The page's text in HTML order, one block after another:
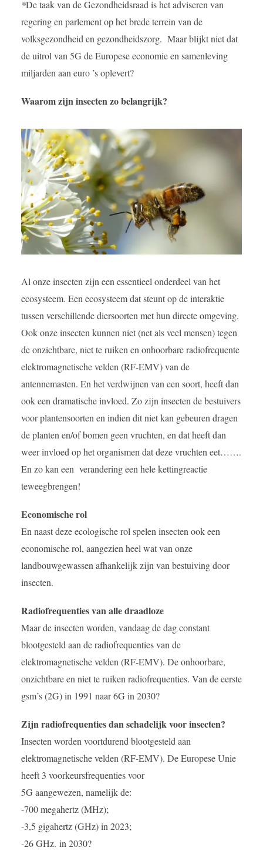
*De taak van de Gezondheidsraad is het adviseren van
regering en parlement op het brede terrein van de
volksgezondheid en gezondheidszorg. Maar blijkt niet dat
de uitrol van 5G de Europese economie en samenleving
miljarden aan euro ’s oplevert?
Waarom zijn insecten zo belangrijk?
Al onze insecten zijn een essentieel onderdeel van het
ecosysteem. Een ecosysteem dat steunt op de interaktie
tussen verschillende diersoorten met hun directe omgeving.
Ook onze insecten kunnen niet (net als veel mensen) tegen
de onzichtbare, niet te ruiken en onhoorbare radiofrequente
elektromagnetische velden (RF-EMV) van de
antennemasten. En het verdwijnen van een soort, heeft dan
ook een dramatische invloed. Zo zijn insecten de bestuivers
voor plantensoorten en indien dit niet kan gebeuren dragen
de planten en/of bomen geen vruchten, en dat heeft dan
weer invloed op het organismen dat deze vruchten eet…….
En zo kan een verandering een hele kettingreactie
teweegbrengen!
Economische rol
En naast deze ecologische rol spelen insecten ook een
economische rol, aangezien heel wat van onze
landbouwgewassen afhankelijk zijn van bestuiving door
insecten.
Radiofrequenties van alle draadloze
Maar de insecten worden, vandaag de dag constant
blootgesteld aan de radiofrequenties van de
elektromagnetische velden (RF-EMV). De onhoorbare,
onzichtbare en niet te ruiken radiofrequenties. Van de eerste
gsm’s (2G) in 1991 naar 6G in 2030?
Zijn radiofrequenties dan schadelijk voor insecten?
Insecten worden voortdurend blootgesteld aan
elektromagnetische velden (RF-EMV). De Europese Unie
heeft 3 voorkeursfrequenties voor
5G aangewezen, namelijk de:
-700 megahertz (MHz);
-3,5 gigahertz (GHz) in 2023;
-26 GHz. in 2030?